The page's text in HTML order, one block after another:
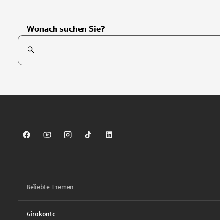
Wonach suchen Sie?
Suchfeld
Sparkasse auf Facebook
Sparkasse auf Youtube
Sparkasse auf Instagram
Sparkasse auf TikTok
Sparkasse auf LinkedIn
Beliebte Themen
Girokonto